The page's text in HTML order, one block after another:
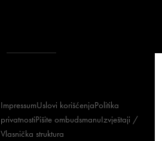
ImpressumUslovi korišćenjaPolitika
privatnostiPišite ombudsmanuIzvještaji /
Vlasnička struktura